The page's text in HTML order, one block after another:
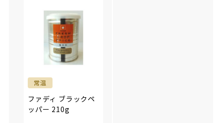
常温
ファディ ブラックペ
ッパー 210g